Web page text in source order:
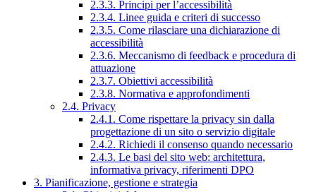
2.3.3. Principi per l’accessibilità
2.3.4. Linee guida e criteri di successo
2.3.5. Come rilasciare una dichiarazione di
accessibilità
2.3.6. Meccanismo di feedback e procedura di
attuazione
2.3.7. Obiettivi accessibilità
2.3.8. Normativa e approfondimenti
2.4. Privacy
2.4.1. Come rispettare la privacy sin dalla
progettazione di un sito o servizio digitale
2.4.2. Richiedi il consenso quando necessario
2.4.3. Le basi del sito web: architettura,
informativa privacy, riferimenti DPO
3. Pianificazione, gestione e strategia